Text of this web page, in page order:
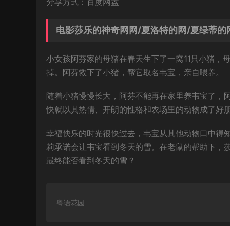
电影莎乐的神奇网网/夏洛特的网/夏绿蒂
小女孩阿芬家的母猪在春天生下了一窝11只小猪，
掉。阿芬救下了小猪，帮它取名韦宝，亲自喂养。
随着小猪慢慢长大，阿芬不能再在家里养韦宝了，
快就以其热情、开朗的性格和农场里的动物成了好朋
幸福快乐的时光很快过去，韦宝从其他动物口中得
莉承诺会让韦宝看到冬天的雪。在老鼠的帮助下，
最终能否看到冬天的雪？
粤语花园